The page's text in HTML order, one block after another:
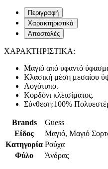
Περιγραφή
Χαρακτηριστικά
Αποστολές
ΧΑΡΑΚΤΗΡΙΣΤΙΚΑ:
Μαγιό από υφαντό
Κλασική μέση μεσαίου
Λογότυπο.
Κορδόνι κλεισίματος.
Σύνθεση:100%
Brands
Guess
Είδος
Μαγιό, Μαγιό
Κατηγορία Ρούχα
Φύλο
Άνδρας